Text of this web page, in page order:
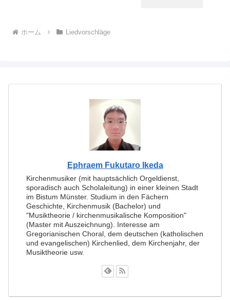
ホーム Liedvorschläge
Ephraem Fukutaro Ikeda
Kirchenmusiker (mit hauptsächlich Orgeldienst,
sporadisch auch Scholaleitung) in einer kleinen Stadt
im Bistum Münster. Studium in den Fächern
Geschichte, Kirchenmusik (Bachelor) und
"Musiktheorie / kirchenmusikalische Komposition"
(Master mit Auszeichnung). Interesse am
Gregorianischen Choral, dem deutschen (katholischen
und evangelischen) Kirchenlied, dem Kirchenjahr, der
Musiktheorie usw.